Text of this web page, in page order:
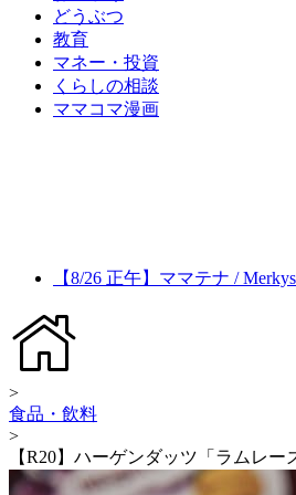
どうぶつ
教育
マネー・投資
くらしの相談
ママコマ漫画
【8/26 正午】ママテナ /
>
食品・飲料
>
【R20】ハーゲンダッツ「ラムレ